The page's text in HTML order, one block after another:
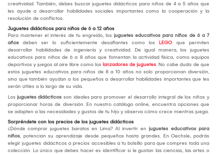
creatividad. También, debes buscar juguetes didácticos para niños de 4 a 5 años que
les ayude a desarrollar habilidades sociales importantes como la cooperación y la
resolución de conflictos.
Juguetes didácticos para niños de 6 a 12 años
Para mantener el interés de tu engreído, los juguetes educativos para niños de 6 a 7
años deben ser lo suficientemente desafiantes como los LEGOque permiten
desarrollar habilidades de ingeniería y creatividad. De igual manera, los juguetes
educativos para niños de 6 a 8 años que fomentan la actividad física, como equipos
deportivos y juegos al aire libre como los lanzadores de juguetes. No cabe duda de que
estos juguetes educativos para niños de 8 a 10 años no solo proporcionan diversión,
sino que también ayudan a los pequeños a desarrollar habilidades importantes que les
serán útiles a lo largo de su vida.
Los juguetes didácticos son ideales para promover el desarrollo integral de los niños y
proporcionar horas de diversión. En nuestro catálogo online, encuentra opciones que
se adapten a las necesidades y gustos de tu hijo y observa cómo crece mientras juega.
Sorpréndete con los precios de los juguetes didácticos
¿Dónde comprar juguetes baratos en Lima? Al invertir en juguetes educativos para
niños, potencian su aprendizaje desde pequeños hasta grandes. En Oechsle, podrás
elegir juguetes didácticos a precios accesibles a tu bolsillo para que compres toda una
colección. Lo único que debes hacer es identificar si le gustan las ciencias, las artes o